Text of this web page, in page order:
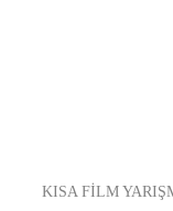
KISA FİLM